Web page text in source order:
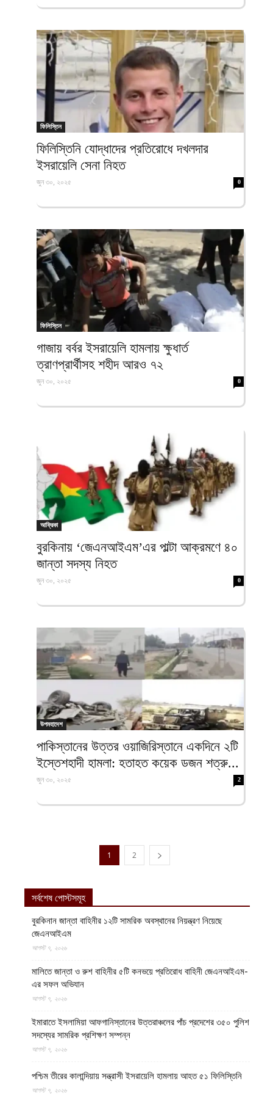
ফিলিস্তিন
ফিলিস্তিনি যোদ্ধাদের প্রতিরোধে দখলদার
ইসরায়েলি সেনা নিহত
জুন ৩০, ২০২৫ 0
ফিলিস্তিন
গাজায় বর্বর ইসরায়েলি হামলায় ক্ষুধার্ত
ত্রাণপ্রার্থীসহ শহীদ আরও ৭২
জুন ৩০, ২০২৫ 0
আফ্রিকা
বুরকিনায় ‘জেএনআইএম’এর পাল্টা আক্রমণে ৪০
জান্তা সদস্য নিহত
জুন ৩০, ২০২৫ 0
উপমহাদেশ
পাকিস্তানের উত্তর ওয়াজিরিস্তানে একদিনে ২টি
ইস্তেশহাদী হামলা: হতাহত কয়েক ডজন শত্রু...
জুন ৩০, ২০২৫ 2
1 2
সর্বশেষ পোস্টসমূহ
বুরকিনান জান্তা বাহিনীর ১২টি সামরিক অবস্থানের নিয়ন্ত্রণ নিয়েছে
জেএনআইএম
আগস্ট ৭, ২০২৬
মালিতে জান্তা ও রুশ বাহিনীর ৫টি কনভয়ে প্রতিরোধ বাহিনী জেএনআইএম-
এর সফল অভিযান
আগস্ট ৭, ২০২৬
ইমারাতে ইসলামিয়া আফগানিস্তানের উত্তরাঞ্চলের পাঁচ প্রদেশের ৩৫০ পুলিশ
সদস্যের সামরিক প্রশিক্ষণ সম্পন্ন
আগস্ট ৭, ২০২৬
পশ্চিম তীরের কালান্দিয়ায় সন্ত্রাসী ইসরায়েলি হামলায় আহত ৫১ ফিলিস্তিনি
আগস্ট ৭, ২০২৬